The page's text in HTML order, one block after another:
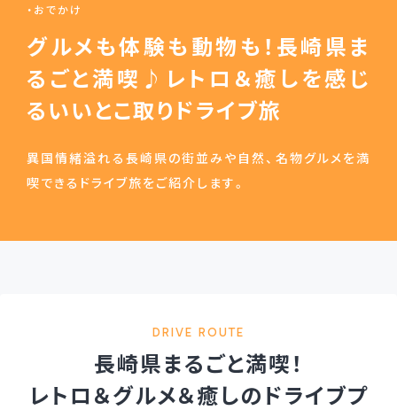
おでかけ
グルメも体験も動物も！長崎県ま
るごと満喫♪レトロ＆癒しを感じ
るいいとこ取りドライブ旅
異国情緒溢れる長崎県の街並みや自然、名物グルメを満
喫できるドライブ旅をご紹介します。
DRIVE ROUTE
長崎県まるごと満喫！
レトロ＆グルメ＆癒しのドライブプ